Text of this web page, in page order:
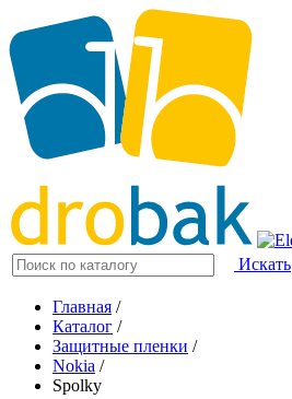
Искать
Главная /
Каталог /
Защитные пленки /
Nokia /
Spolky